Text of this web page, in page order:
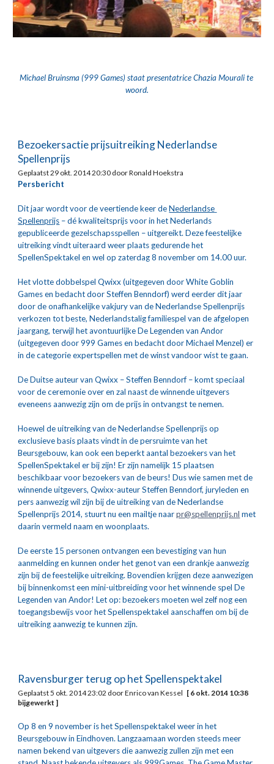
Michael Bruinsma (999 Games) staat presentatrice Chazia Mourali te
woord.
Bezoekersactie prijsuitreiking Nederlandse
Spellenprijs
Geplaatst 29 okt. 2014 20:30 door Ronald Hoekstra
Persbericht
Dit jaar wordt voor de veertiende keer de Nederlandse
Spellenprijs – dé kwaliteitsprijs voor in het Nederlands
gepubliceerde gezelschapsspellen – uitgereikt. Deze feestelijke
uitreiking vindt uiteraard weer plaats gedurende het
SpellenSpektakel en wel op zaterdag 8 november om 14.00 uur.
Het vlotte dobbelspel Qwixx (uitgegeven door White Goblin
Games en bedacht door Steffen Benndorf) werd eerder dit jaar
door de onafhankelijke vakjury van de Nederlandse Spellenprijs
verkozen tot beste, Nederlandstalig familiespel van de afgelopen
jaargang, terwijl het avontuurlijke De Legenden van Andor
(uitgegeven door 999 Games en bedacht door Michael Menzel) er
in de categorie expertspellen met de winst vandoor wist te gaan.
De Duitse auteur van Qwixx – Steffen Benndorf – komt speciaal
voor de ceremonie over en zal naast de winnende uitgevers
eveneens aanwezig zijn om de prijs in ontvangst te nemen.
Hoewel de uitreiking van de Nederlandse Spellenprijs op
exclusieve basis plaats vindt in de persruimte van het
Beursgebouw, kan ook een beperkt aantal bezoekers van het
SpellenSpektakel er bij zijn! Er zijn namelijk 15 plaatsen
beschikbaar voor bezoekers van de beurs! Dus wie samen met de
winnende uitgevers, Qwixx-auteur Steffen Benndorf, juryleden en
pers aanwezig wil zijn bij de uitreiking van de Nederlandse
Spellenprijs 2014, stuurt nu een mailtje naar pr@spellenprijs.nl met
daarin vermeld naam en woonplaats.
De eerste 15 personen ontvangen een bevestiging van hun
aanmelding en kunnen onder het genot van een drankje aanwezig
zijn bij de feestelijke uitreiking. Bovendien krijgen deze aanwezigen
bij binnenkomst een mini-uitbreiding voor het winnende spel De
Legenden van Andor! Let op: bezoekers moeten wel zelf nog een
toegangsbewijs voor het Spellenspektakel aanschaffen om bij de
uitreiking aanwezig te kunnen zijn.
Ravensburger terug op het Spellenspektakel
Geplaatst 5 okt. 2014 23:02 door Enrico van Kessel [ 6 okt. 2014 10:38
bijgewerkt ]
Op 8 en 9 november is het Spellenspektakel weer in het
Beursgebouw in Eindhoven. Langzaamaan worden steeds meer
namen bekend van uitgevers die aanwezig zullen zijn met een